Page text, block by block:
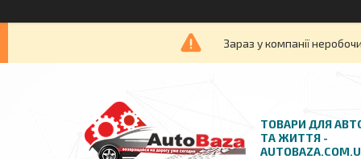
Зараз у компанії
ТОВАРИ ДЛЯ
ТА ЖИТТЯ -